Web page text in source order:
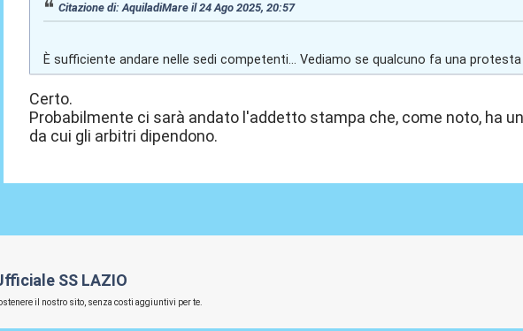
Citazione di: AquiladiMare il 24 Ago 2025, 20:57
È sufficiente andare nelle sedi competenti... Vediamo se qualcuno fa una protesta
Certo.
Probabilmente ci sarà andato l'addetto stampa che, come noto, ha
da cui gli arbitri dipendono.
SS LAZIO
il nostro sito, senza costi aggiuntivi per te.